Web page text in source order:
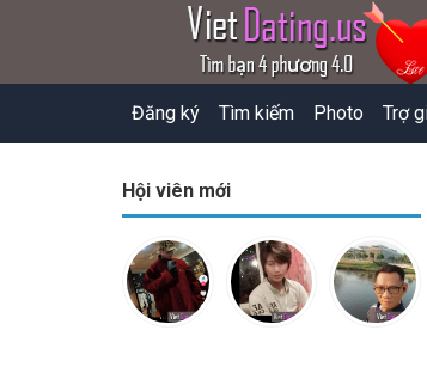
Đăng ký Tìm kiếm Photo Trợ
Hội viên mới